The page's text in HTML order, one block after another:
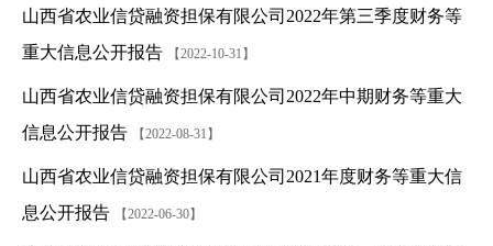
山西省农业信贷融资担保有限公司2022年第三季度财务等
重大信息公开报告
【2022-10-31】
山西省农业信贷融资担保有限公司2022年中期财务等重大
信息公开报告
【2022-08-31】
山西省农业信贷融资担保有限公司2021年度财务等重大信
息公开报告
【2022-06-30】